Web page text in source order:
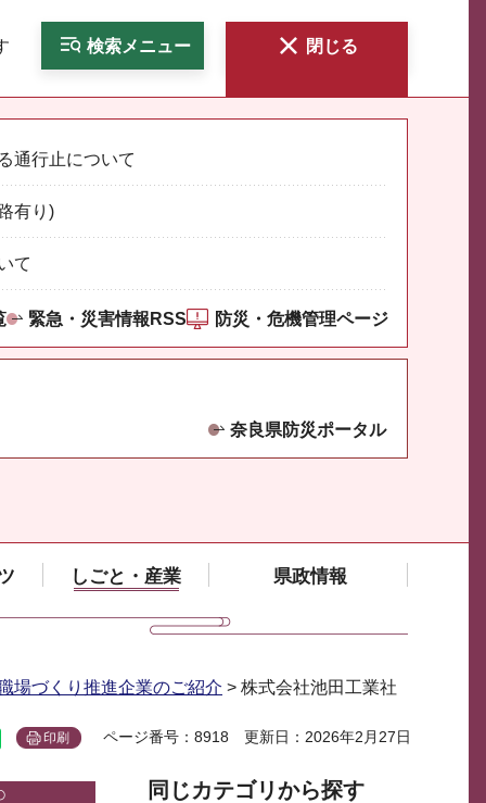
検索メニュー 閉じる
通行止について
有り)
て
緊急・災害情報RSS 防災・危機管理ページ
奈良県防災ポータル
しごと・産業 県政情報
場づくり推進企業のご紹介 > 株式会社池田工業社
印刷 ページ番号：8918 更新日：2026年2月27日
同じカテゴリから探す